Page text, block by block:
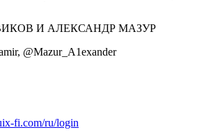
И АЛЕКСАНДР МАЗУР
@Mazur_A1exander
fi.com/ru/login